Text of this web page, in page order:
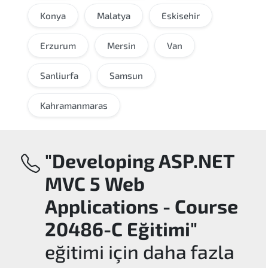
Konya Malatya Eskisehir
Erzurum Mersin Van
Sanliurfa Samsun
Kahramanmaras
"Developing ASP.NET
MVC 5 Web
Applications - Course
20486-C Eğitimi"
eğitimi için daha fazla